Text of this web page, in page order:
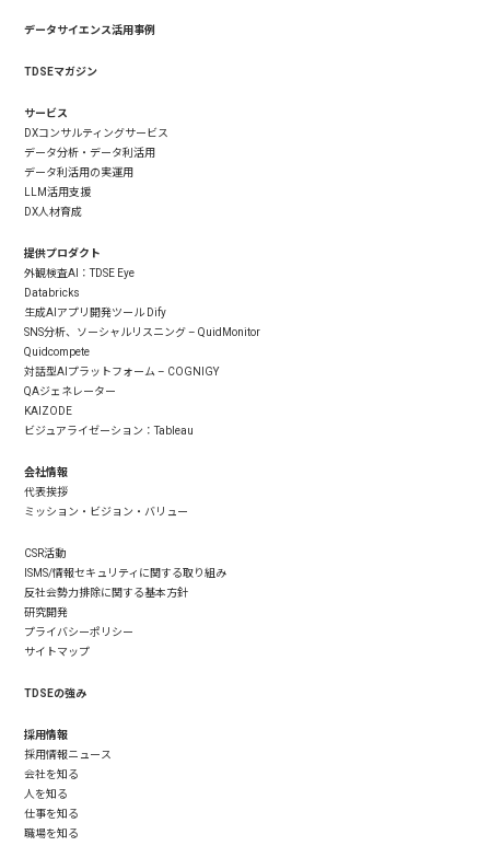
データサイエンス活用事例
TDSEマガジン
サービス
DXコンサルティングサービス
データ分析・データ利活用
データ利活用の実運用
LLM活用支援
DX人材育成
提供プロダクト
外観検査AI：TDSE Eye
Databricks
生成AIアプリ開発ツール Dify
SNS分析、ソーシャルリスニング – QuidMonitor
Quidcompete
対話型AIプラットフォーム – COGNIGY
QAジェネレーター
KAIZODE
ビジュアライゼーション：Tableau
会社情報
代表挨拶
ミッション・ビジョン・バリュー
CSR活動
ISMS/情報セキュリティに関する取り組み
反社会勢力排除に関する基本方針
研究開発
プライバシーポリシー
サイトマップ
TDSEの強み
採用情報
採用情報ニュース
会社を知る
人を知る
仕事を知る
職場を知る